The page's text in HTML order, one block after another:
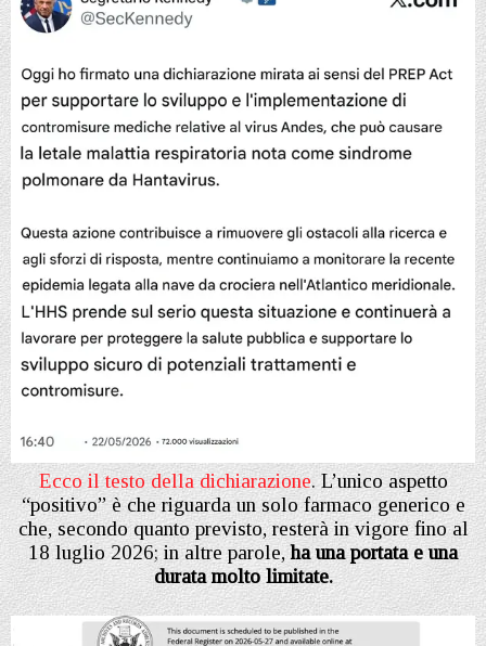
Ecco il testo della dichiarazione. L’unico aspetto
“positivo” è che riguarda un solo farmaco generico e
che, secondo quanto previsto, resterà in vigore fino al
18 luglio 2026; in altre parole,ha una portata e una
durata molto limitate.